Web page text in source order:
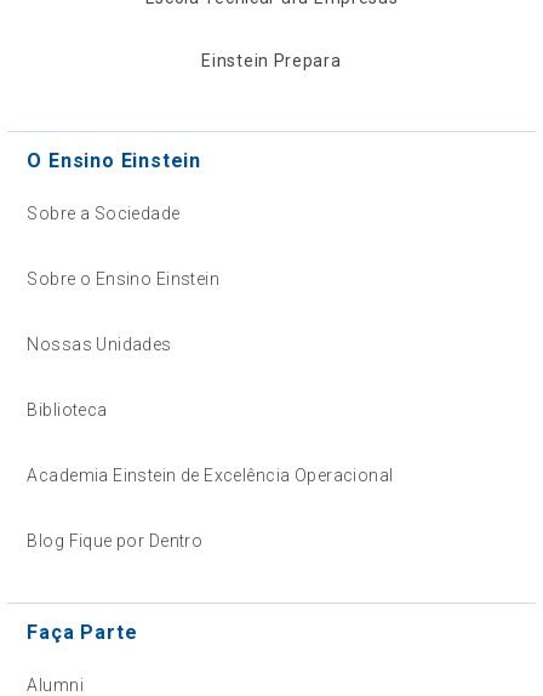
Einstein Prepara
O Ensino Einstein
Sobre a Sociedade
Sobre o Ensino Einstein
Nossas Unidades
Biblioteca
Academia Einstein de Excelência Operacional
Blog Fique por Dentro
Faça Parte
Alumni